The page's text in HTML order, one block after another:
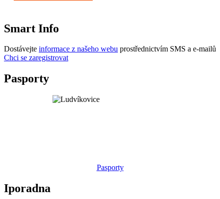
Smart Info
Dostávejte informace z našeho webu prostřednictvím SMS a e-mailů
Chci se zaregistrovat
Pasporty
Pasporty
Iporadna